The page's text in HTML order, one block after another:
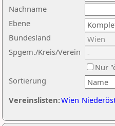
Nachname
Ebene
Sortierung
Bundesland
Spgem./Kreis/Verein
Nur
Vereinslisten:Wien